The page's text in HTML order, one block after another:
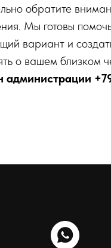
обратите
Мы готовы
вариант и
о вашем близком
администрации